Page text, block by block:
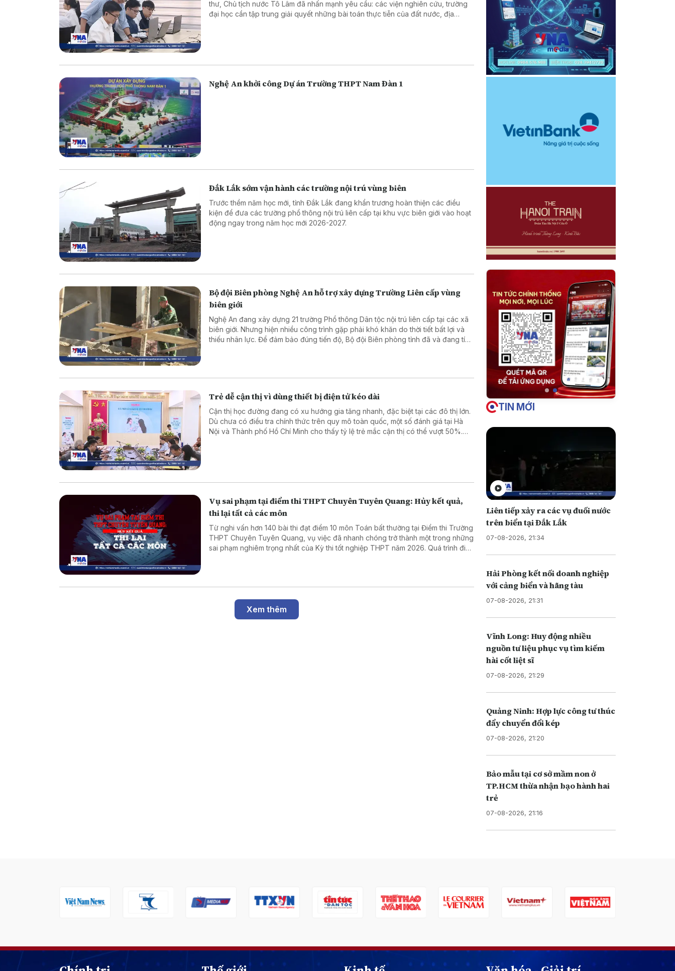
thư, Chủ tịch nước Tô Lâm đã nhấn mạnh yêu cầu: các viện nghiên cứu, trường
đại học cần tập trung giải quyết những bài toán thực tiễn của đất nước, địa
thực.
Nghệ An khởi công Dự án Trường THPT Nam Đàn 1
Đắk Lắk sớm vận hành các trường nội trú vùng biên
Trước thềm năm học mới, tỉnh Đắk Lắk đang khẩn trương hoàn thiện các điều
kiện để đưa các trường phổ thông nội trú liên cấp tại khu vực biên giới vào hoạt
động ngay trong năm học mới 2026-2027.
Bộ đội Biên phòng Nghệ An hỗ trợ xây dựng Trường Liên cấp vùng
biên giới
Nghệ An đang xây dựng 21 trường Phổ thông Dân tộc nội trú liên cấp tại các xã
biên giới. Nhưng hiện nhiều công trình gặp phải khó khăn do thời tiết bất lợi và
thiếu nhân lực. Để đảm bảo đúng tiến độ, Bộ đội Biên phòng tỉnh đã và đang tích
Trẻ dễ cận thị vì dùng thiết bị điện tử kéo dài
Cận thị học đường đang có xu hướng gia tăng nhanh, đặc biệt tại các đô thị lớn.
Dù chưa có điều tra chính thức trên quy mô toàn quốc, một số đánh giá tại Hà
Nội và Thành phố Hồ Chí Minh cho thấy tỷ lệ trẻ mắc cận thị có thể vượt 50%.
Vụ sai phạm tại điểm thi THPT Chuyên Tuyên Quang: Hủy kết quả,
thi lại tất cả các môn
Từ nghi vấn hơn 140 bài thi đạt điểm 10 môn Toán bất thường tại Điểm thi Trường
THPT Chuyên Tuyên Quang, vụ việc đã nhanh chóng trở thành một trong những
sai phạm nghiêm trọng nhất của Kỳ thi tốt nghiệp THPT năm 2026. Quá trình điều
thí sinh tại điểm thi này, tổ chức thi lại tất cả các môn, đồng thời triển khai phương
án xét tuyển riêng nhằm bảo đảm quyền lợi của thí sinh và sự công bằng của kỳ
thi trên phạm vi cả nước.
Xem thêm
TIN MỚI
Liên tiếp xảy ra các vụ đuối nước
trên biển tại Đắk Lắk
07-08-2026, 21:34
Hải Phòng kết nối doanh nghiệp
với cảng biển và hãng tàu
07-08-2026, 21:31
Vĩnh Long: Huy động nhiều
nguồn tư liệu phục vụ tìm kiếm
hài cốt liệt sĩ
07-08-2026, 21:29
Quảng Ninh: Hợp lực công tư thúc
đẩy chuyển đổi kép
07-08-2026, 21:20
Bảo mẫu tại cơ sở mầm non ở
TP.HCM thừa nhận bạo hành hai
trẻ
07-08-2026, 21:16